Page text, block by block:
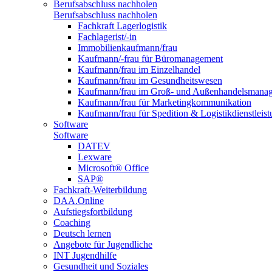
Berufsabschluss nachholen
Berufsabschluss nachholen
Fachkraft Lagerlogistik
Fachlagerist/-in
Immobilienkaufmann/frau
Kaufmann/-frau für Büromanagement
Kaufmann/frau im Einzelhandel
Kaufmann/frau im Gesundheitswesen
Kaufmann/frau im Groß- und
Kaufmann/frau für Marketingkommunikation
Kaufmann/frau für Spedition &
Software
Software
DATEV
Lexware
Microsoft® Office
SAP®
Fachkraft-Weiterbildung
DAA.Online
Aufstiegsfortbildung
Coaching
Deutsch lernen
Angebote für Jugendliche
INT Jugendhilfe
Gesundheit und Soziales